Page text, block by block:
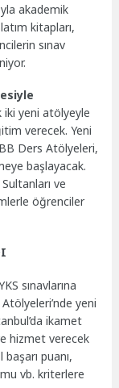
akademik
kitapları,
sınav
iki yeni atölyeyle
verecek. Yeni
Ders Atölyeleri,
başlayacak.
ve
öğrenciler
sınavlarına
yeni
ikamet
hizmet verecek
puanı,
vb. kriterlere